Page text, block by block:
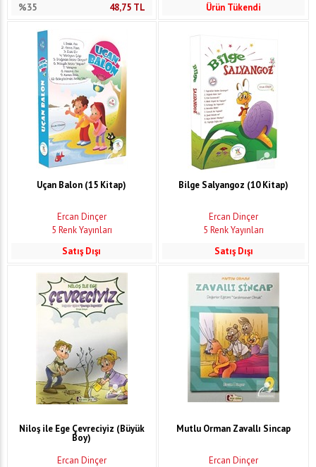
%35
48,75TL
Ürün Tükendi
Uçan Balon (15 Kitap)
Ercan Dinçer
5 Renk Yayınları
Satış Dışı
Bilge Salyangoz (10 Kitap)
Ercan Dinçer
5 Renk Yayınları
Satış Dışı
Niloş ile Ege Çevreciyiz (Büyük
Boy)
Ercan Dinçer
Mutlu Orman Zavallı Sincap
Ercan Dinçer